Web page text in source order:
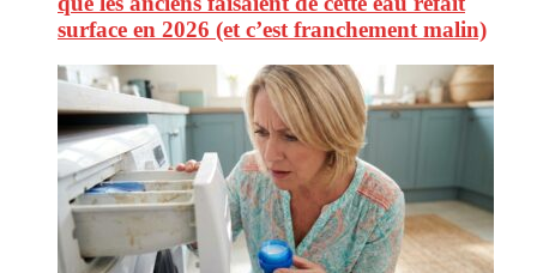
surface en 2026 (et c’est franchement malin)